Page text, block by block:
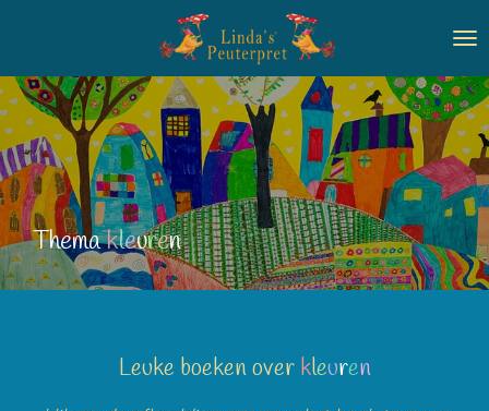
naar
de
hoofdinhoud
Themakleuren
Leuke boeken over kleuren